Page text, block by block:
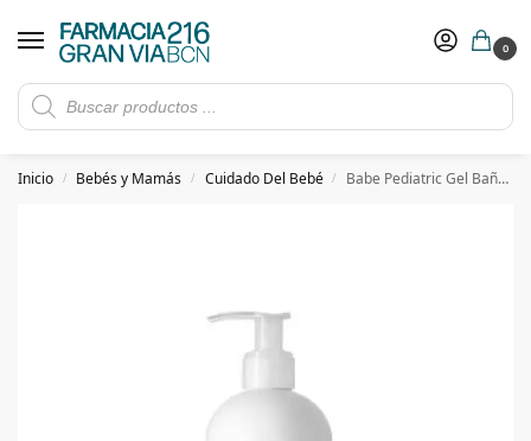
0
Rebajas de verano hasta -30%
​ 5€ de descuento con el cupón 5GRANVIA (compras superiores a 150€)
Inicio / Bebés y Mamás / Cuidado Del Bebé / Babe Pediatric Gel Baño 500 ml